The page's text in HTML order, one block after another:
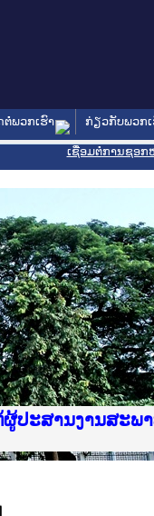
ຕໍ່ພວກເຮົາ ກ່ຽວກັບພວກເ
ເຊື່ອມຕໍ່ການຊອກ
ໝາຍລາວ ທີ່ ສະ
ປະສານງານສະພ
ຍເຫດທາງລັດຖະ
ການ ສຳລັບ ພາກ
ະການ ສຳລັບ ພາກ
ລັດຖະການ ທີ່ ວິ
ລັດຖະການ ທີ່ ວິ
ານງານຂັ້ນແຂວງ
ປະສານງານສະພ